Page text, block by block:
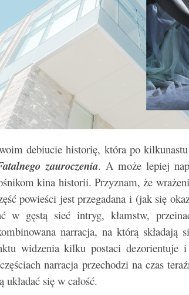
debiucie historię, która po
zauroczenia. A może lepiej
kina historii. Przyznam, że
powieści jest przegadana i (jak się
w gęstą sieć intryg, kłamstw,
narracja, na którą składają
widzenia kilku postaci dezorientuje i
narracja przechodzi na czas
się w całość.